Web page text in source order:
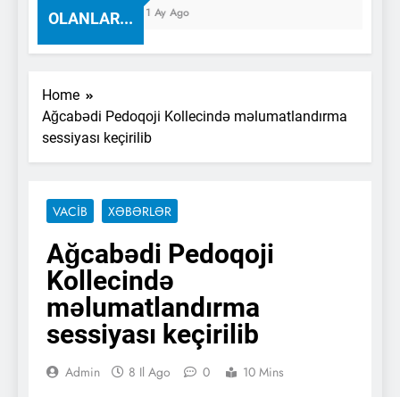
OLANLAR...
1 Ay Ago
Home
Ağcabədi Pedoqoji Kollecində məlumatlandırma
sessiyası keçirilib
VACİB XƏBƏRLƏR
Ağcabədi Pedoqoji
Kollecində
məlumatlandırma
sessiyası keçirilib
Admin 8 Il Ago 0 10 Mins